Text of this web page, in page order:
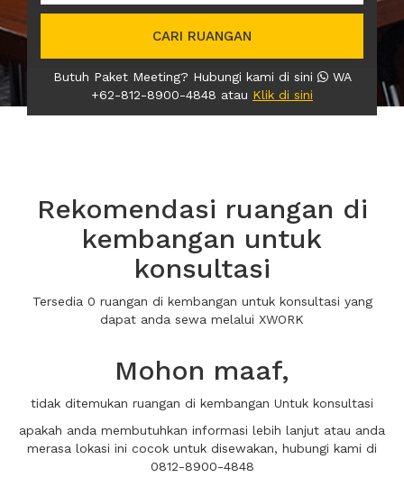
CARI RUANGAN
Butuh Paket Meeting? Hubungi kami di sini
WA
+62-812-8900-4848 atau Klik di sini
Rekomendasi ruangan di
kembangan untuk
konsultasi
Tersedia 0 ruangan di kembangan untuk konsultasi yang
dapat anda sewa melalui XWORK
Mohon maaf,
tidak ditemukan ruangan di kembangan Untuk konsultasi
apakah anda membutuhkan informasi lebih lanjut atau anda
merasa lokasi ini cocok untuk disewakan, hubungi kami di
0812-8900-4848